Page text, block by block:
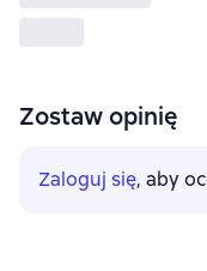
Zostaw opinię
Zaloguj się, aby